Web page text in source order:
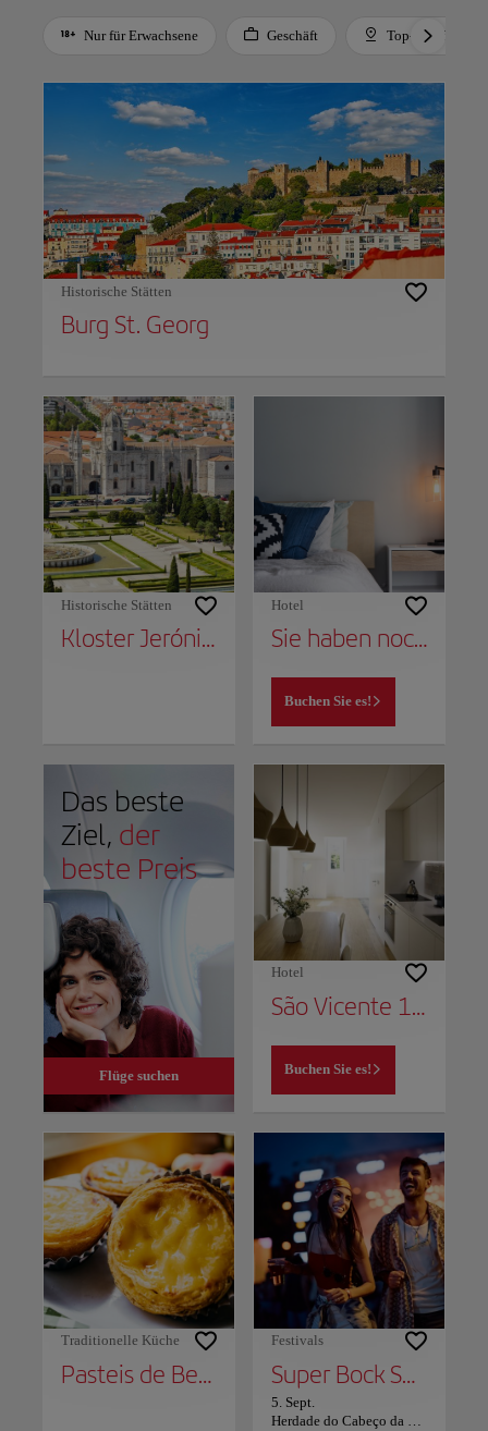
Nur für Erwachsene Geschäft
Top-
Historische Stätten
Burg St. Georg
Historische Stätten
Kloster Jerónimos
Hotel
Sie haben noch keinen Ort, um noch zu bleiben?
Buchen Sie es!
Das beste
Ziel, der
beste Preis
Flüge suchen
Hotel
São Vicente 1797 Apartments
Buchen Sie es!
Traditionelle Küche
Pasteis de Belém
Festivals
Super Bock Super Rock
5. Sept.